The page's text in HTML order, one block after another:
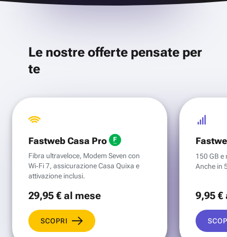
Le nostre offerte pensate per
te
Fastweb Casa Pro
Fibra ultraveloce, Modem Seven con
Wi‑Fi 7, assicurazione Casa Quixa e
attivazione inclusi.
29,95 €al mese
SCOPRI
150 GB e
Anche in
9,95 €